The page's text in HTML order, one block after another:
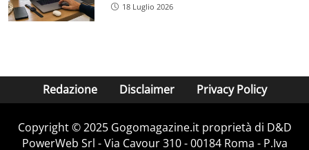
18 Luglio 2026
Redazione Disclaimer Privacy Policy
Copyright © 2025 Gogomagazine.it proprietà di D&D
PowerWeb Srl - Via Cavour 310 - 00184 Roma - P.Iva